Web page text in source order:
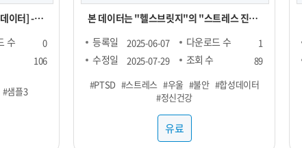
터] - 1
저가, 최고
9천원 --
카페, 분
면, 짬뽕,
수 0
106
#샘플3
본 데이터는 "헬스브릿지"의 "스트레스 진단
데이터"를 기반으로, GAN(적대적 생성 신경
망, Generative Adversarial Networks) 모
델을 활용하여 생성한 가상의 합성데이터입니
면서도 원본과 통계적으로 유사한 특성을 지니
고 있어 임상 연구 및 의료 알고리즘 개발에 적
등록일 2025-06-07 다운로드 수 1
수정일 2025-07-29 조회 수
89
#PTSD #스트레스 #우울 #불안 #합성데이터
#정신건강
유료